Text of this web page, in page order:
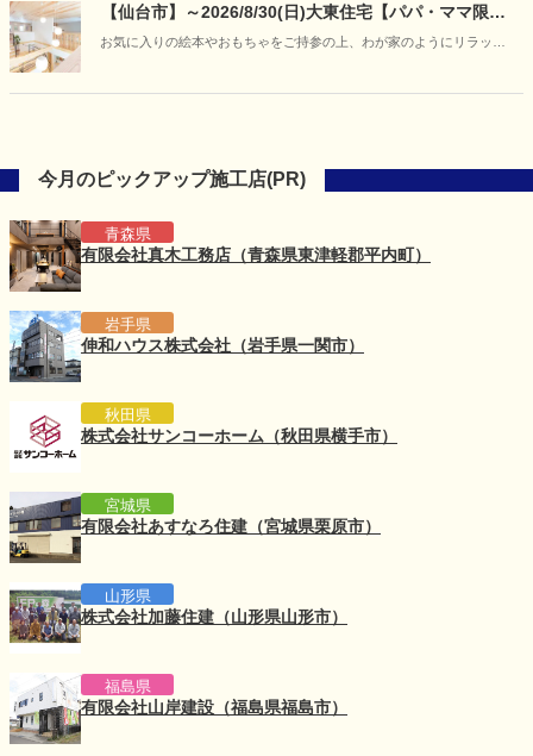
【仙台市】～2026/8/30(日)大東住宅【パパ・ママ限
定】キッズデザイン賞受賞の住まいを貸し切り体験
お気に入りの絵本やおもちゃをご持参の上、わが家のようにリラック
今月のピックアップ施工店(PR)
青森県
有限会社真木工務店（青森県東津軽郡平内町）
岩手県
伸和ハウス株式会社（岩手県一関市）
秋田県
株式会社サンコーホーム（秋田県横手市）
宮城県
有限会社あすなろ住建（宮城県栗原市）
山形県
株式会社加藤住建（山形県山形市）
福島県
有限会社山岸建設（福島県福島市）